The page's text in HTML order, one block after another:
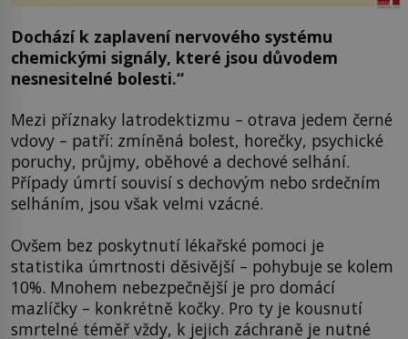
Dochází k zaplavení nervového systému
chemickými signály, které jsou důvodem
nesnesitelné bolesti.“
Mezi příznaky latrodektizmu – otrava jedem černé
vdovy – patří: zmíněná bolest, horečky, psychické
poruchy, průjmy, oběhové a dechové selhání.
Případy úmrtí souvisí s dechovým nebo srdečním
selháním, jsou však velmi vzácné.
Ovšem bez poskytnutí lékařské pomoci je
statistika úmrtnosti děsivější – pohybuje se kolem
10%. Mnohem nebezpečnější je pro domácí
mazlíčky – konkrétně kočky. Pro ty je kousnutí
smrtelné téměř vždy, k jejich záchraně je nutné